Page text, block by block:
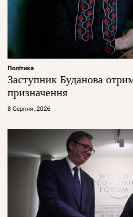
Політика
Заступник Буданова
призначення
8 Серпня, 2026